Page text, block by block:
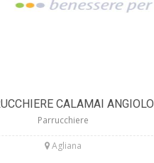
CALAMAI ANGIOLO
Parrucchiere
Agliana